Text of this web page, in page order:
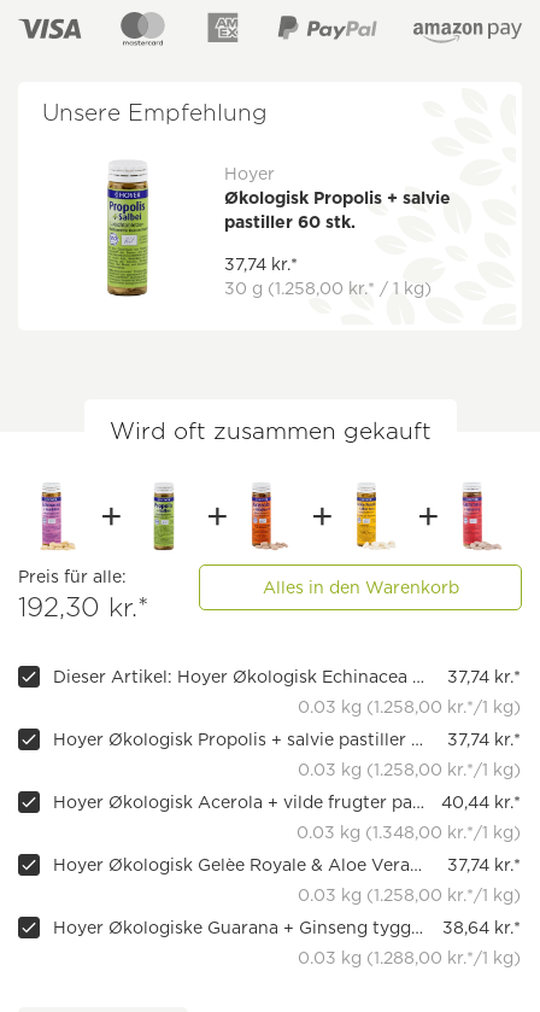
Unsere Empfehlung
Hoyer
Økologisk Propolis + salvie
pastiller 60 stk.
37,74 kr.*
30 g (1.258,00 kr.* / 1 kg)
Wird oft zusammen gekauft
Preis für alle:
192,30 kr.*
Alles in den Warenkorb
Dieser Artikel: Hoyer Økologisk Echinacea + havtorn Lussinger 60 stk.
37,74 kr.*
0.03 kg (1.258,00 kr.*/1 kg)
Hoyer Økologisk Propolis + salvie pastiller 60 stk.
37,74 kr.*
0.03 kg (1.258,00 kr.*/1 kg)
Hoyer Økologisk Acerola + vilde frugter pastiller 60 stk.
40,44 kr.*
0.03 kg (1.348,00 kr.*/1 kg)
Hoyer Økologisk Gelèe Royale & Aloe Vera sugetabletter 60 stk.
37,74 kr.*
0.03 kg (1.258,00 kr.*/1 kg)
Hoyer Økologiske Guarana + Ginseng tyggetabletter 60 stk.
38,64 kr.*
0.03 kg (1.288,00 kr.*/1 kg)